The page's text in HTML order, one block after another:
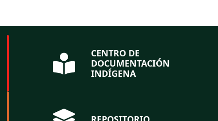
CENTRO DE
DOCUMENTACIÓN
INDÍGENA